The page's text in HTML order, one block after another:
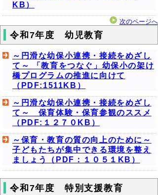
KB）
次のページへ
令和7年度 幼児教育
～円滑な幼保小連携・接続をめざし
て～ 「教育をつなぐ」幼保小の架け
橋プログラムの推進に向けて
（PDF:1511KB）
～円滑な幼保小連携・接続をめざし
て～ 保育体験・保育参観のススメ
（PDF:１２７０KB）
～保育・教育の質の向上のために～
子どもたちが集中できる環境を整え
ましょう（PDF：１０５１KB）
令和7年度 特別支援教育